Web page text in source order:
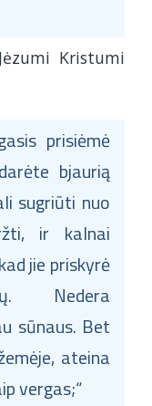
Kristumi
prisiėmė
bjaurią
sugriūti nuo
ir kalnai
jie priskyrė
Nedera
sūnaus. Bet
ateina
vergas;“